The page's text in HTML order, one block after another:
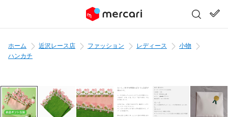
ホーム 近沢レース店 ファッション レディース
小物
ハンカチ